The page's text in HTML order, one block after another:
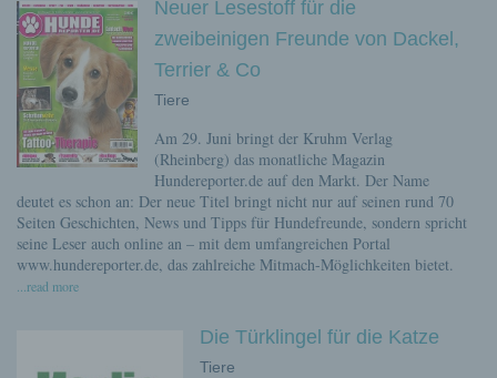
Neuer Lesestoff für die
zweibeinigen Freunde von Dackel,
Terrier & Co
Tiere
Am 29. Juni bringt der Kruhm Verlag
(Rheinberg) das monatliche Magazin
Hundereporter.de auf den Markt. Der Name
deutet es schon an: Der neue Titel bringt nicht nur auf seinen rund 70
Seiten Geschichten, News und Tipps für Hundefreunde, sondern spricht
seine Leser auch online an – mit dem umfangreichen Portal
www.hundereporter.de, das zahlreiche Mitmach-Möglichkeiten bietet.
...read more
Die Türklingel für die Katze
Tiere